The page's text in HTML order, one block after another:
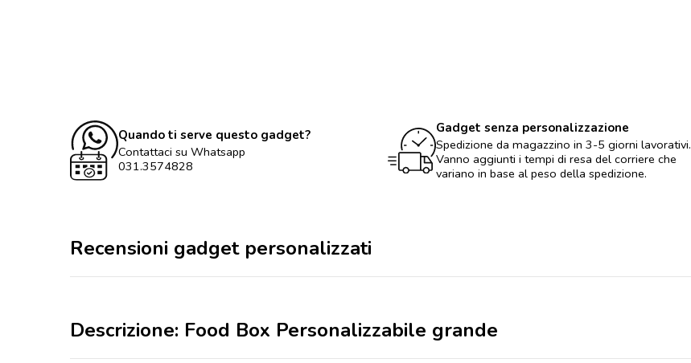
Quando ti serve questo gadget?
Contattaci su Whatsapp
031.3574828
Gadget senza personalizzazione
Spedizione da magazzino in 3-5 giorni lavorativi.
Vanno aggiunti i tempi di resa del corriere che
variano in base al peso della spedizione.
Recensioni gadget personalizzati
Descrizione: Food Box Personalizzabile grande